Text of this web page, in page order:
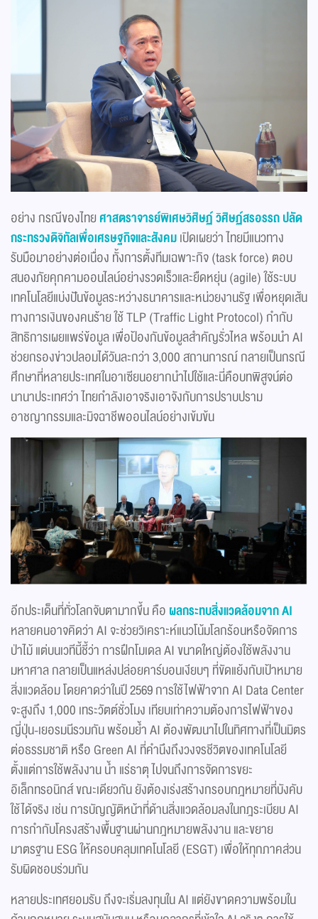
อย่าง กรณีของไทย ศาสตราจารย์พิเศษวิศิษฏ์ วิศิษฏ์สรอรรถ ปลัด
กระทรวงดิจิทัลเพื่อเศรษฐกิจและสังคมเปิดเผยว่า ไทยมีแนวทาง
รับมือมาอย่างต่อเนื่อง ทั้งการตั้งทีมเฉพาะกิจ (task force) ตอบ
สนองภัยคุกคามออนไลน์อย่างรวดเร็วและยืดหยุ่น (agile) ใช้ระบบ
เทคโนโลยีแบ่งปันข้อมูลระหว่างธนาคารและหน่วยงานรัฐ เพื่อหยุดเส้น
ทางการเงินของคนร้าย ใช้ TLP (Traffic Light Protocol) กำกับ
สิทธิการเผยแพร่ข้อมูล เพื่อป้องกันข้อมูลสำคัญรั่วไหล พร้อมนำ AI
ช่วยกรองข่าวปลอมได้วันละกว่า 3,000 สถานการณ์ กลายเป็นกรณี
ศึกษาที่หลายประเทศในอาเซียนอยากนำไปใช้และนี่คือบทพิสูจน์ต่อ
นานาประเทศว่า ไทยกำลังเอาจริงเอาจังกับการปราบปราม
อาชญากรรมและมิจฉาชีพออนไลน์อย่างเข้มข้น
อีกประเด็นที่ทั่วโลกจับตามากขึ้น คือ ผลกระทบสิ่งแวดล้อมจากAI
หลายคนอาจคิดว่า AI จะช่วยวิเคราะห์แนวโน้มโลกร้อนหรือจัดการ
ป่าไม้ แต่บนเวทีนี้ชี้ว่า การฝึกโมเดล AI ขนาดใหญ่ต้องใช้พลังงาน
มหาศาล กลายเป็นแหล่งปล่อยคาร์บอนเงียบๆ ที่ขัดแย้งกับเป้าหมาย
สิ่งแวดล้อม โดยคาดว่าในปี 2569 การใช้ไฟฟ้าจาก AI Data Center
จะสูงถึง 1,000 เทระวัตต์ชั่วโมง เทียบเท่าความต้องการไฟฟ้าของ
ญี่ปุ่น-เยอรมนีรวมกัน พร้อมย้ำ AI ต้องพัฒนาไปในทิศทางที่เป็นมิตร
ต่อธรรมชาติ หรือ Green AI ที่คำนึงถึงวงจรชีวิตของเทคโนโลยี
ตั้งแต่การใช้พลังงาน น้ำ แร่ธาตุ ไปจนถึงการจัดการขยะ
อิเล็กทรอนิกส์ ขณะเดียวกัน ยังต้องเร่งสร้างกรอบกฎหมายที่บังคับ
ใช้ได้จริง เช่น การบัญญัติหน้าที่ด้านสิ่งแวดล้อมลงในกฎระเบียบ AI
การกำกับโครงสร้างพื้นฐานผ่านกฎหมายพลังงาน และขยาย
มาตรฐาน ESG ให้ครอบคลุมเทคโนโลยี (ESGT) เพื่อให้ทุกภาคส่วน
รับผิดชอบร่วมกัน
หลายประเทศยอมรับ ถึงจะเริ่มลงทุนใน AI แต่ยังขาดความพร้อมใน